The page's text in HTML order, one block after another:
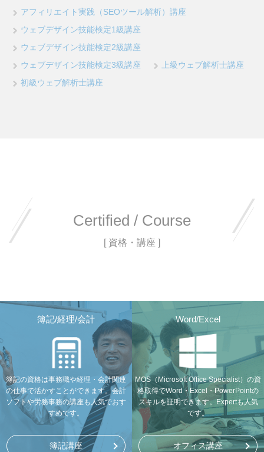
アフィリエイト実践（SEOツール解析）講座
ウェブデザイン技能検定1級講座
ウェブデザイン技能検定2級講座
ウェブデザイン技能検定3級講座
上級ウェブ解析士講座
初級ウェブ解析士講座
Certified / Course
[ 資格・講座 ]
簿記/経理/会計
簿記の資格は事務職や経理・会計関連
の仕事で活かすことができます。会計
ソフトや労務事務の講座も人気でおす
すめです。
簿記講座
Word/Excel
MOS（Microsoft Office Specialist）の資
格取得でWord・Excel・PowerPointの
スキルを証明できます。Expertも人気
です。
オフィス講座